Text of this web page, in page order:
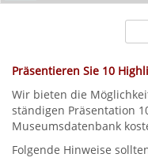
Präsentieren Sie 10
Wir bieten die
ständigen Präsentation
Museumsdatenbank
Folgende Hinweise